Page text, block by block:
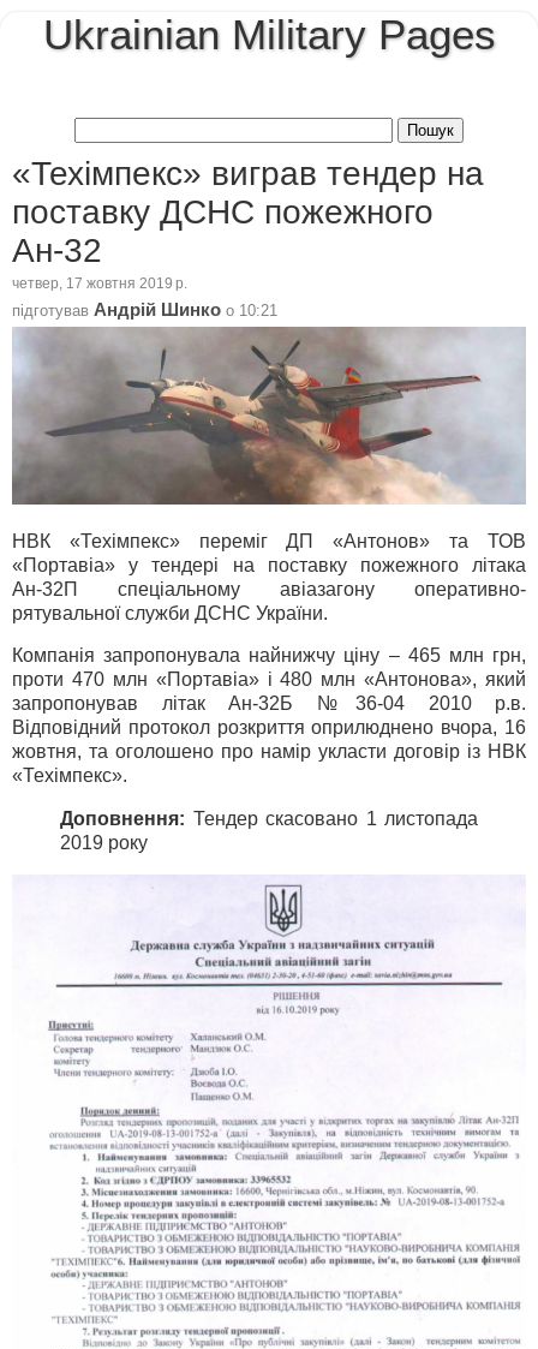
Ukrainian Military Pages
«Техімпекс» виграв тендер на
поставку ДСНС пожежного
Ан-32
четвер, 17 жовтня 2019 р.
підготував Андрій Шинко о 10:21
НВК «Техімпекс» переміг ДП «Антонов» та ТОВ
«Портавіа» у тендері на поставку пожежного літака
Ан-32П спеціальному авіазагону оперативно-
рятувальної служби ДСНС України.
Компанія запропонувала найнижчу ціну – 465 млн грн,
проти 470 млн «Портавіа» і 480 млн «Антонова», який
запропонував літак Ан-32Б №36-04 2010 р.в.
Відповідний протокол розкриття оприлюднено вчора, 16
жовтня, та оголошено про намір укласти договір із НВК
«Техімпекс».
Доповнення: Тендер скасовано 1 листопада
2019 року